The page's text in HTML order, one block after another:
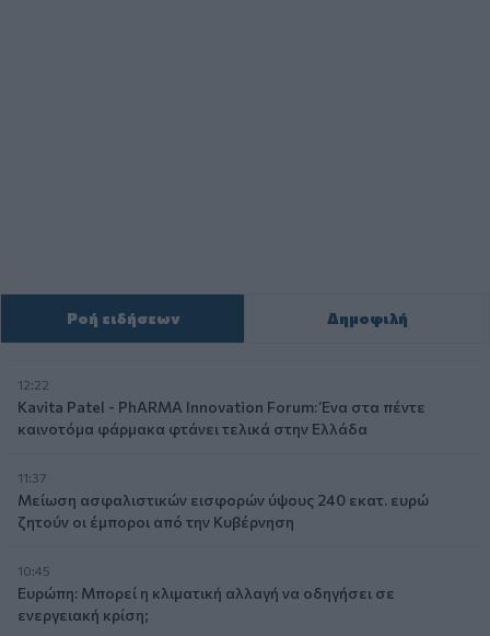
Ροή ειδήσεων Δημοφιλή
12:22
Kavita Patel - PhARMA Innovation Forum: Ένα στα πέντε
καινοτόμα φάρμακα φτάνει τελικά στην Ελλάδα
11:37
Μείωση ασφαλιστικών εισφορών ύψους 240 εκατ. ευρώ
ζητούν οι έμποροι από την Κυβέρνηση
10:45
Ευρώπη: Μπορεί η κλιματική αλλαγή να οδηγήσει σε
ενεργειακή κρίση;